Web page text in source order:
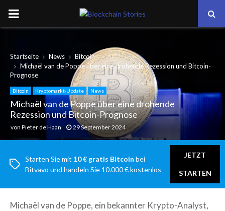
PRIMARY
Startseite News
Bitcoin
Michaël van de Poppe über eine drohende Rezession und Bitcoin-
Prognose
Bitcoin Kryptomarkt-Update News
Michaël van de Poppe über eine drohende
Rezession und Bitcoin-Prognose
von Pieter de Haan 29 September 2024
Starten Sie mit 10 € gratis Bitcoin bei
Bitvavo und handeln Sie 10.000 € kostenlos
JETZT
STARTEN
Michaël van de Poppe, ein bekannter Krypto-Analyst,